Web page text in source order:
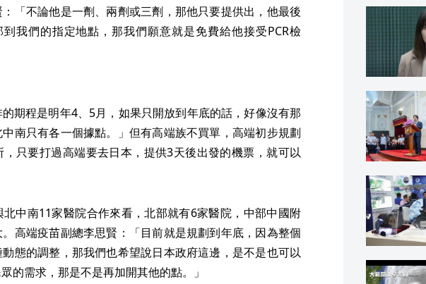
「不論他是一劑、兩劑或三劑，那他只要提供出，他最後
我們的指定地點，那我們願意就是免費給他接受PCR檢
期程是明年4、5月，如果只開放到年底的話，好像沒有那
南只有各一個據點。」但有高端族不買單，高端初步規劃
只要打過高端要去日本，提供3天後出發的機票，就可以
中南11家醫院合作來看，北部就有6家醫院，中部中國附
高端疫苗副總李思賢：「目前就是規劃到年底，因為整個
態的調整，那我們也希望說日本政府這邊，是不是也可以
的需求，那是不是再加開其他的點。」